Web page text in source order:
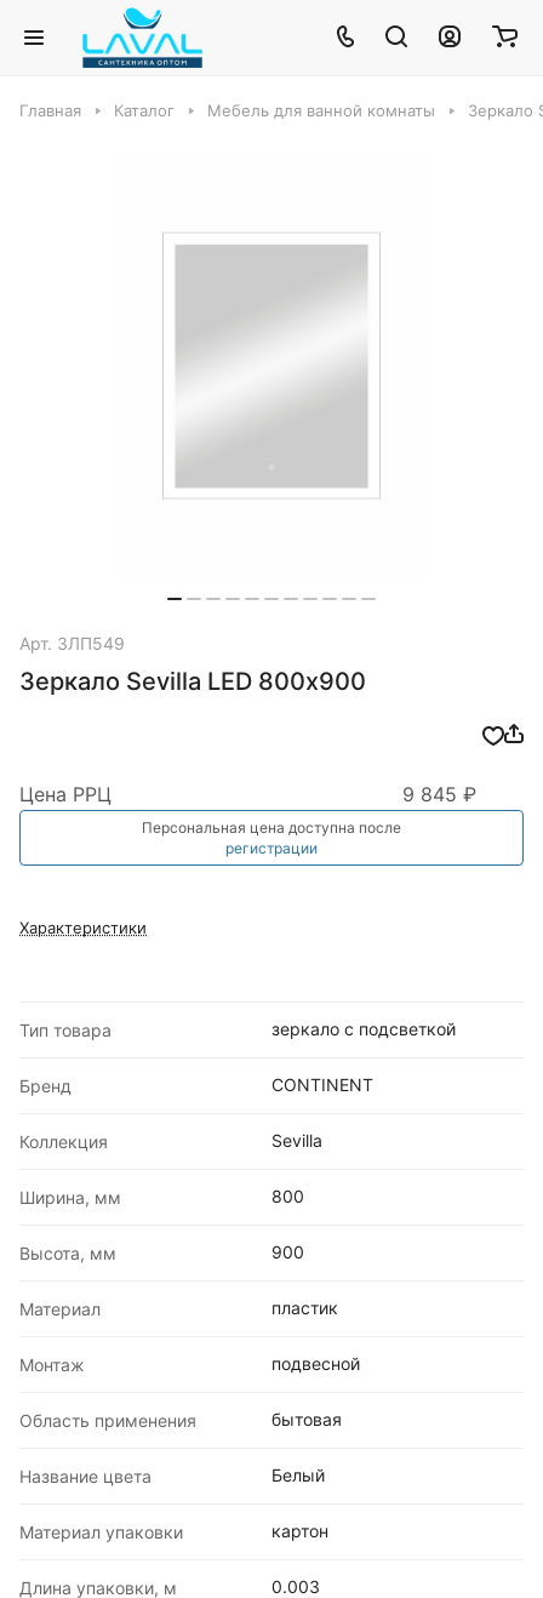
Главная Каталог Мебель для ванной комнаты Зеркало
Арт. ЗЛП549
Зеркало Sevilla LED 800х900
Цена РРЦ 9 845 ₽
Персональная цена доступна после
регистрации
Характеристики
Тип товара зеркало с подсветкой
Бренд CONTINENT
Коллекция Sevilla
Ширина, мм 800
Высота, мм 900
Материал пластик
Монтаж подвесной
Область применения бытовая
Название цвета Белый
Материал упаковки картон
Длина упаковки, м 0.003